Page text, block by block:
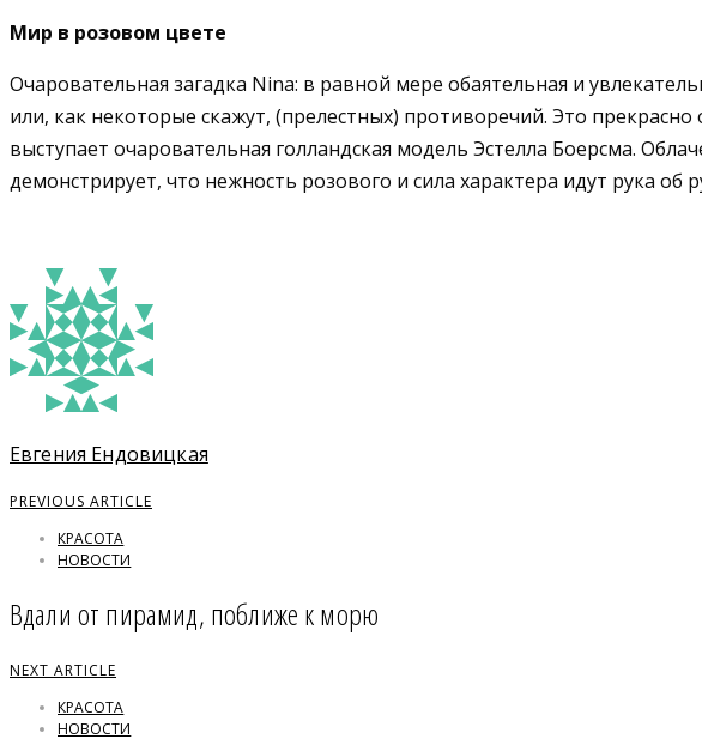
Мир в розовом цвете
Очаровательная загадка Nina: в равной мере обаятельная и
или, как некоторые скажут, (прелестных) противоречий. Это
выступает очаровательная голландская модель Эстелла Боерсма.
демонстрирует, что нежность розового и сила характера идут рука об
Евгения Ендовицкая
PREVIOUS ARTICLE
КРАСОТА
НОВОСТИ
Вдали от пирамид, поближе к морю
NEXT ARTICLE
КРАСОТА
НОВОСТИ